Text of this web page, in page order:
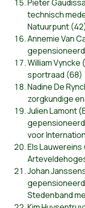
Pieter
technisch
Natuurpunt
Annemie Van
William
sportraad (68)
Nadine De
zorgkundige
Julien Lamont
voor
Els
Johan
Stedenband